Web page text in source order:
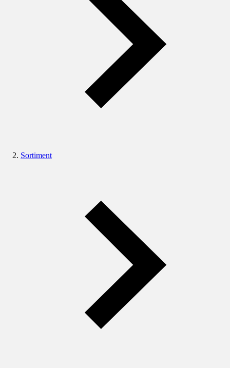
Sortiment